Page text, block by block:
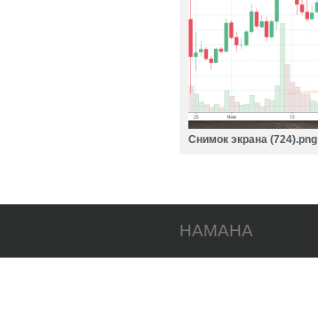
Снимок экрана (724).png
HAMAHA